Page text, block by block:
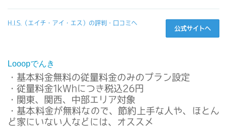
H.I.S.（エイチ・アイ・エス）の評判・口コミへ
公式サイトへ
Looopでんき
・基本料金無料の従量料金のみのプラン設定
・従量料金1kWhにつき税込26円
・関東、関西、中部エリア対象
・基本料金が無料なので、節約上手な人や、ほとん
ど家にいない人などには、オススメ